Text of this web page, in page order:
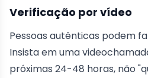
Verificação por vídeo
Pessoas autênticas podem
Insista em uma
próximas 24-48 horas, não